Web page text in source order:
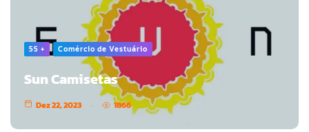
55 + Comércio de Vestuário
Sun Camisetas
Dez 22, 2023 1866